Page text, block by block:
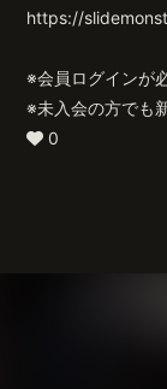
https://
※会員ログインが
※未入会の方でも
0